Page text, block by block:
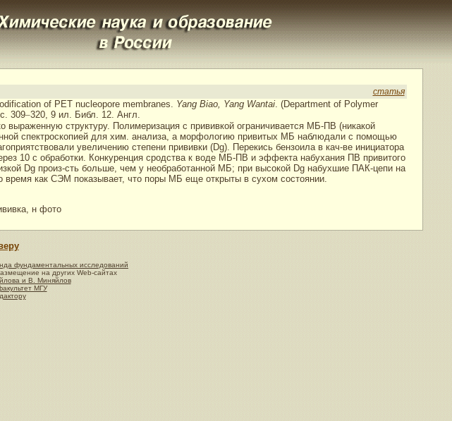
статья
of PET nucleopore membranes. Yang Biao, Yang Wantai. (Department of Polymer
309–320, 9 ил. Библ. 12. Англ.
структуру. Полимеризация с прививкой ограничивается МБ-ПВ (никакой
спектроскопией для хим. анализа, а морфологию привитых МБ наблюдали с помощью
увеличению степени прививки (Dg). Перекись бензоила в кач-ве инициатора
10 с обработки. Конкуренция сродства к воде МБ-ПВ и эффекта набухания ПВ привитого
Dg произ-сть больше, чем у необработанной МБ; при высокой Dg набухшие ПАК-цепи на
как СЭМ показывает, что поры МБ еще открыты в сухом состоянии.
н фото
фундаментальных исследований
на других Web-сайтах
и В. Миняйлов
МГУ